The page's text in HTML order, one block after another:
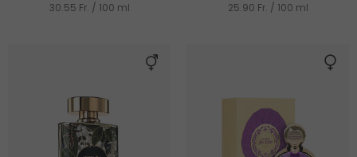
30.55 Fr. / 100 ml 25.90 Fr. / 100 ml